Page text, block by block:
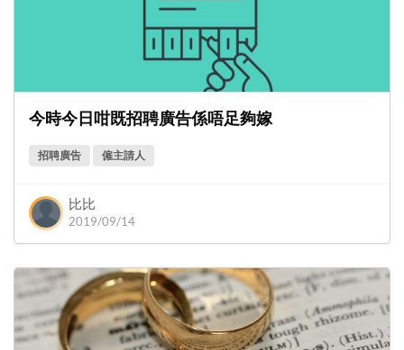
今時今日咁既招聘廣告係唔足夠嫁
招聘廣告 僱主請人
比比
2019/09/14